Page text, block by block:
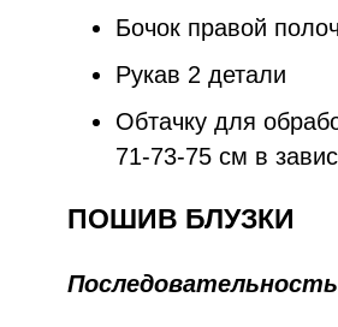
Бочок правой
Рукав 2 детали
Обтачку для
71-73-75 см в
ПОШИВ БЛУЗКИ